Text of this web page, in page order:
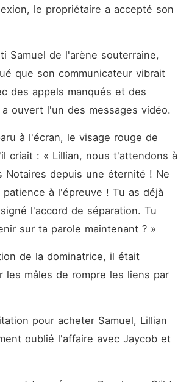
le propriétaire a accepté son
Samuel de l'arène souterraine,
que son communicateur vibrait
des appels manqués et des
a ouvert l'un des messages vidéo.
à l'écran, le visage rouge de
criait : « Lillian, nous t'attendons à
Notaires depuis une éternité ! Ne
à l'épreuve ! Tu as déjà
l'accord de séparation. Tu
sur ta parole maintenant ? »
de la dominatrice, il était
les mâles de rompre les liens par
pour acheter Samuel, Lillian
oublié l'affaire avec Jaycob et